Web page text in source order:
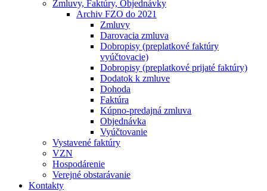
Zmluvy, Faktúry, Objednávky
Archiv FZO do 2021
Zmluvy
Darovacia zmluva
Dobropisy (preplatkové faktúry
vyúčtovacie)
Dobropisy (preplatkové prijaté faktúry)
Dodatok k zmluve
Dohoda
Faktúra
Kúpno-predajná zmluva
Objednávka
Vyúčtovanie
Vystavené faktúry
VZN
Hospodárenie
Verejné obstarávanie
Kontakty